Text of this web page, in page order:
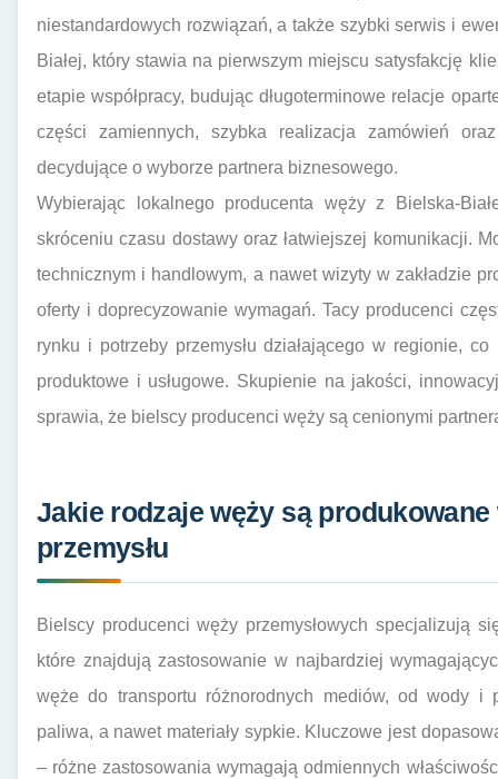
niestandardowych rozwiązań, a także szybki serwis i
Białej, który stawia na pierwszym miejscu satysfakcję
etapie współpracy, budując długoterminowe relacje
części zamiennych, szybka realizacja zamówień
decydujące o wyborze partnera biznesowego.
Wybierając lokalnego producenta węży z Bielska-
skróceniu czasu dostawy oraz łatwiejszej komunikacji.
technicznym i handlowym, a nawet wizyty w zakładzie
oferty i doprecyzowanie wymagań. Tacy producenci
rynku i potrzeby przemysłu działającego w regionie,
produktowe i usługowe. Skupienie na jakości,
sprawia, że bielscy producenci węży są cenionymi
Jakie rodzaje węży są
przemysłu
Bielscy producenci węży przemysłowych specjalizują
które znajdują zastosowanie w najbardziej
węże do transportu różnorodnych mediów, od wody i
paliwa, a nawet materiały sypkie. Kluczowe jest
– różne zastosowania wymagają odmiennych